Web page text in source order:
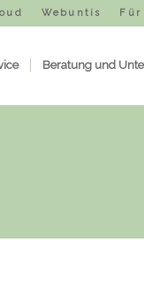
Webuntis Für
Beratung und